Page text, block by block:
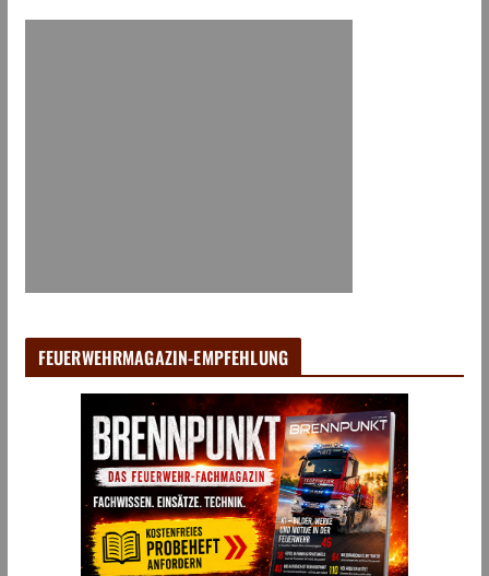
FEUERWEHRMAGAZIN-EMPFEHLUNG